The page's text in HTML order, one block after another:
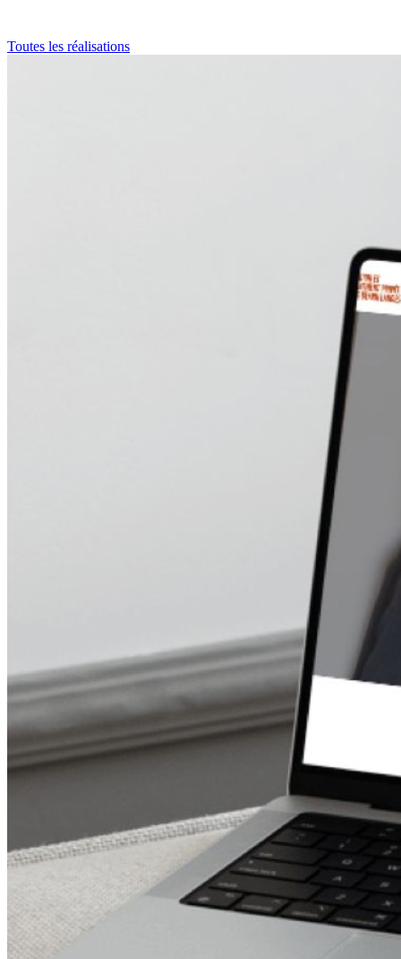
Toutes les réalisations